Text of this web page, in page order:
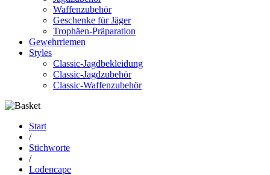
Waffenzubehör
Geschenke für Jäger
Trophäen-Präparation
Gewehrriemen
Styles
Classic-Jagdbekleidung
Classic-Jagdzubehör
Classic-Waffenzubehör
Start
/
Stichworte
/
Lodencape